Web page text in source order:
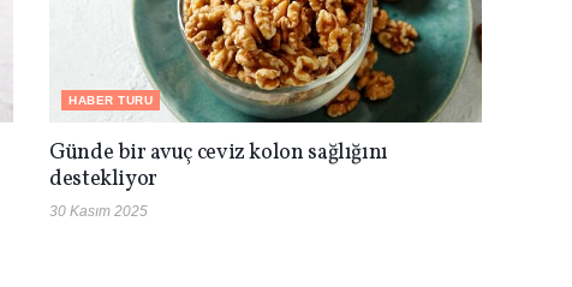
HABER TURU
Günde bir avuç ceviz kolon sağlığını
destekliyor
30 Kasım 2025